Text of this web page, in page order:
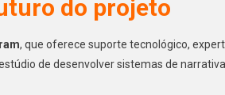
do projeto
, que oferece suporte tecnológico,
de desenvolver sistemas de